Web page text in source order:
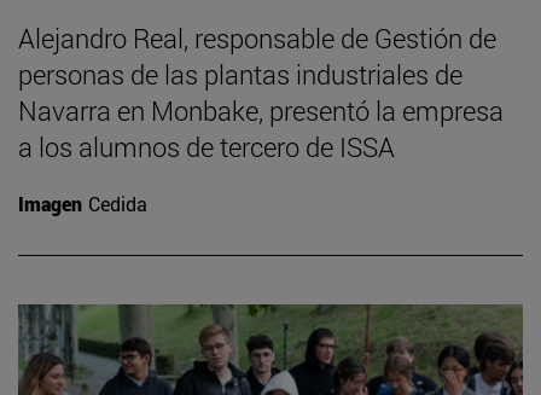
Alejandro Real, responsable de Gestión de
personas de las plantas industriales de
Navarra en Monbake, presentó la empresa
a los alumnos de tercero de ISSA
Imagen Cedida